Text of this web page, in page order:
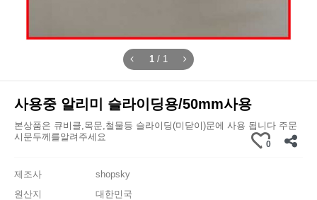
1 / 1
사용중 알리미 슬라이딩용/50mm사용
본상품은 큐비클,목문,철물등 슬라이딩(미닫이)문에 사용 됩니다 주문
시문두께를알려주세요
0
제조사
shopsky
원산지
대한민국